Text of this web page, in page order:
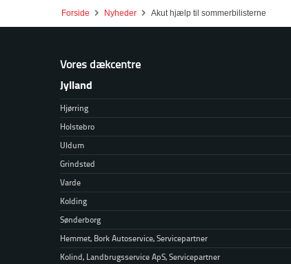
Forside Nyheder Akut hjælp til sommerbilisterne
Vores dækcentre
Jylland
Hjørring
Holstebro
Uldum
Grindsted
Varde
Kolding
Sønderborg
Hemmet, Bork Autoservice, Servicepartner
Kolind, Landbrugsservice ApS, Servicepartner